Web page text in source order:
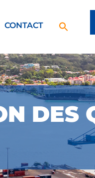
CONTACT
DES